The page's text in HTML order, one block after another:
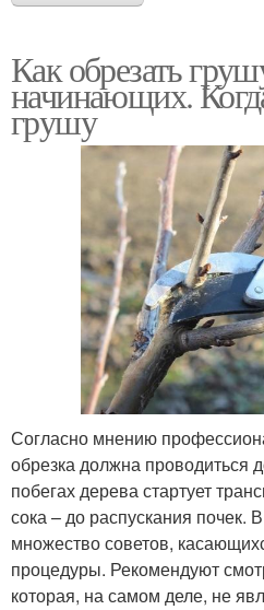
Как обрезать
начинающих.
грушу
Согласно мнению
обрезка должна проводиться
побегах дерева стартует
сока – до распускания почек.
множество советов,
процедуры. Рекомендуют
которая, на самом деле, не